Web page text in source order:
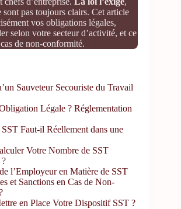
sont pas toujours clairs. Cet article
vos obligations légales,
selon votre secteur d’activité, et ce
de non-conformité.
Sauveteur Secouriste du Travail
Légale ? Réglementation
Faut-il Réellement dans une
Votre Nombre de SST
l’Employeur en Matière de SST
et Sanctions en Cas de Non-
en Place Votre Dispositif SST ?